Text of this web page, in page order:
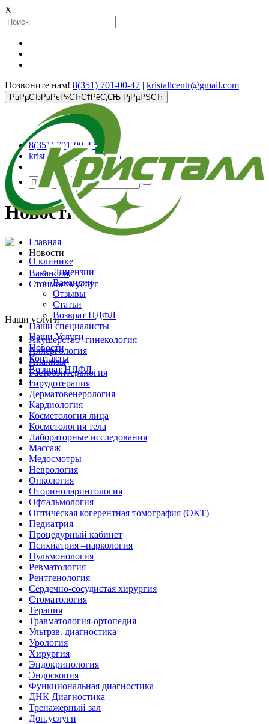
X
Позвоните нам! 8(351) 701-00-47 | kristallcentr@gmail.com
РџРµСЂРµРєР»СЋС‡РёС‚СЊ РјРµРЅСЋ
О клинике
Лицензии
Вакансии
Отзывы
Статьи
Возврат НДФЛ
Наши специалисты
Наши Услуги
Новости
Контакты
Возврат НДФЛ
...
8(351) 701-00-47
kristallcentr@gmail.com
Новости
Главная
Новости
Вакансии
Стоимость услуг
Наши услуги
Акушерство -гинекология
Аллергология
Анализы
Гастроэнтерология
Гирудотерапия
Дерматовенерология
Кардиология
Косметология лица
Косметология тела
Лабораторные исследования
Массаж
Медосмотры
Неврология
Онкология
Оториноларингология
Офтальмология
Оптическая когерентная томография (ОКТ)
Педиатрия
Процедурный кабинет
Психиатрия –наркология
Пульмонология
Ревматология
Рентгенология
Сердечно-сосудистая хирургия
Стоматология
Терапия
Травматология-ортопедия
Ультрзв. диагностика
Урология
Хирургия
Эндокринология
Эндоскопия
Функциональная диагностика
ДНК Диагностика
Тренажерный зал
Доп.услуги